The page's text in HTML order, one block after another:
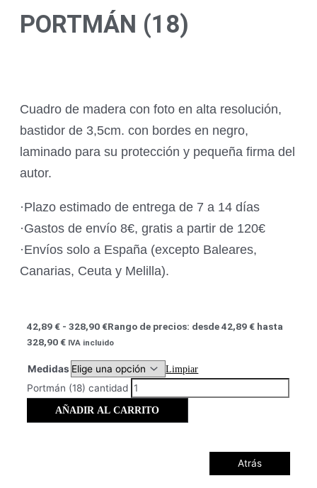
PORTMÁN (18)
Cuadro de madera con foto en alta resolución,
bastidor de 3,5cm. con bordes en negro,
laminado para su protección y pequeña firma del
autor.
·Plazo estimado de entrega de 7 a 14 días
·Gastos de envío 8€, gratis a partir de 120€
·Envíos solo a España (excepto Baleares,
Canarias, Ceuta y Melilla).
42,89€ - 328,90€Rango de precios: desde 42,89 € hasta
328,90 € IVA incluido
Medidas Limpiar
Portmán (18) cantidad
AÑADIR AL CARRITO
Atrás